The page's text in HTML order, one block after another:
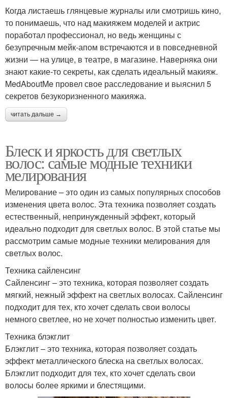
Когда листаешь глянцевые журналы или смотришь кино,
то понимаешь, что над макияжем моделей и актрис
поработал профессионал, но ведь женщины с
безупречным мейк-апом встречаются и в повседневной
жизни — на улице, в театре, в магазине. Наверняка они
знают какие-то секреты, как сделать идеальный макияж.
MedAboutMe провел свое расследование и выяснил 5
секретов безукоризненного макияжа.
читать дальше →
Блеск и яркость для светлых
волос: самые модные техники
мелирования
Мелирование – это один из самых популярных способов
изменения цвета волос. Эта техника позволяет создать
естественный, непринужденный эффект, который
идеально подходит для светлых волос. В этой статье мы
рассмотрим самые модные техники мелирования для
светлых волос.
Техника сайленсинг
Сайленсинг – это техника, которая позволяет создать
мягкий, нежный эффект на светлых волосах. Сайленсинг
подходит для тех, кто хочет сделать свои волосы
немного светлее, но не хочет полностью изменить цвет.
Техника блэкглит
Блэкглит – это техника, которая позволяет создать
эффект металлического блеска на светлых волосах.
Блэкглит подходит для тех, кто хочет сделать свои
волосы более яркими и блестящими.